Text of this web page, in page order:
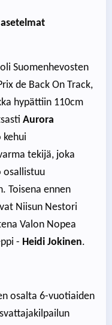
Suomenhevosten
de Back On Track,
hypättiin 110cm
Aurora
kehui
tekijä, joka
osallistuu
Toisena ennen
Niisun Nestori
Valon Nopea
- Heidi Jokinen.
osalta 6-vuotiaiden